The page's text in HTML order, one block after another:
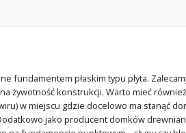
płaskim typu płyta.
żywotność konstrukcji. Warto mieć
w miejscu gdzie docelowo ma stanąć
jako producent domków